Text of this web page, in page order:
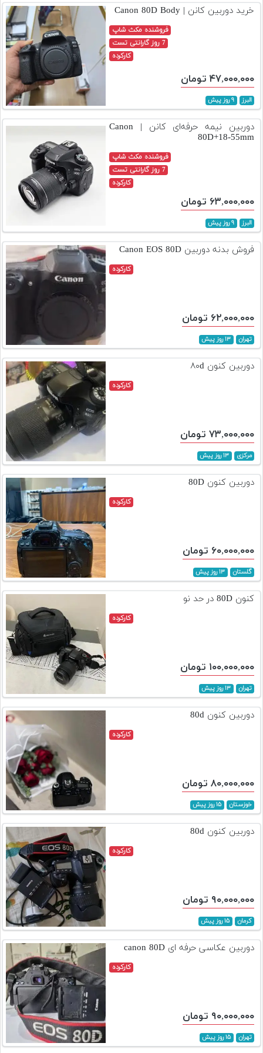
خرید دوربین کانن | Canon 80D Body
فروشنده مکث شاپ
7 روز گارانتی تست
کارکرده
۴۷,۰۰۰,۰۰۰ تومان
البرز ۹ روز پیش
دوربین نیمه حرفه‌ای کانن | Canon
80D+18-55mm
فروشنده مکث شاپ
7 روز گارانتی تست
کارکرده
۶۳,۰۰۰,۰۰۰ تومان
البرز ۹ روز پیش
فروش بدنه دوربین Canon EOS 80D
کارکرده
۶۲,۰۰۰,۰۰۰ تومان
تهران ۱۳ روز پیش
دوربین کنون ۸۰d
کارکرده
۷۳,۰۰۰,۰۰۰ تومان
مرکزی ۱۳ روز پیش
دوربین کنون 80D
کارکرده
۶۰,۰۰۰,۰۰۰ تومان
گلستان ۱۳ روز پیش
کنون 80D در حد نو
کارکرده
۱۰۰,۰۰۰,۰۰۰ تومان
تهران ۱۳ روز پیش
دوربین کنون 80d
کارکرده
۸۰,۰۰۰,۰۰۰ تومان
خوزستان ۱۵ روز پیش
دوربین کنون 80d
کارکرده
۹۰,۰۰۰,۰۰۰ تومان
کرمان ۱۵ روز پیش
دوربین عکاسی حرفه ای canon 80D
کارکرده
۹۰,۰۰۰,۰۰۰ تومان
تهران ۱۵ روز پیش